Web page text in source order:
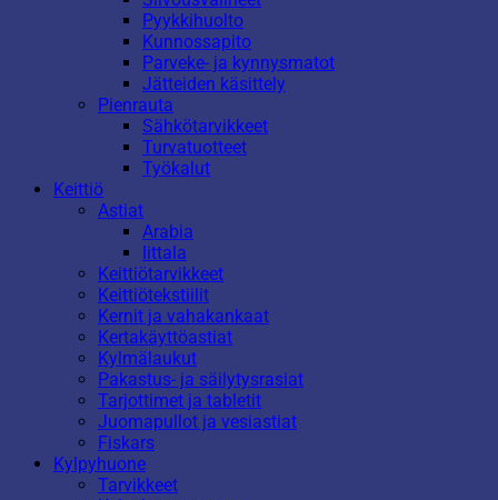
Pyykkihuolto
Kunnossapito
Parveke- ja kynnysmatot
Jätteiden käsittely
Pienrauta
Sähkötarvikkeet
Turvatuotteet
Työkalut
Keittiö
Astiat
Arabia
Iittala
Keittiötarvikkeet
Keittiötekstiilit
Kernit ja vahakankaat
Kertakäyttöastiat
Kylmälaukut
Pakastus- ja säilytysrasiat
Tarjottimet ja tabletit
Juomapullot ja vesiastiat
Fiskars
Kylpyhuone
Tarvikkeet